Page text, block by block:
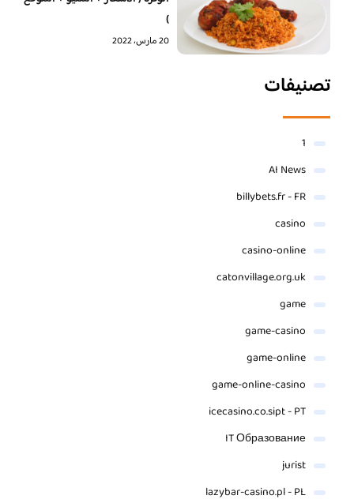
)
20 مارس، 2022
تصنيفات
1
AI News
billybets.fr - FR
casino
casino-online
catonvillage.org.uk
game
game-casino
game-online
game-online-casino
icecasino.co.sipt - PT
IT Образование
jurist
lazybar-casino.pl - PL